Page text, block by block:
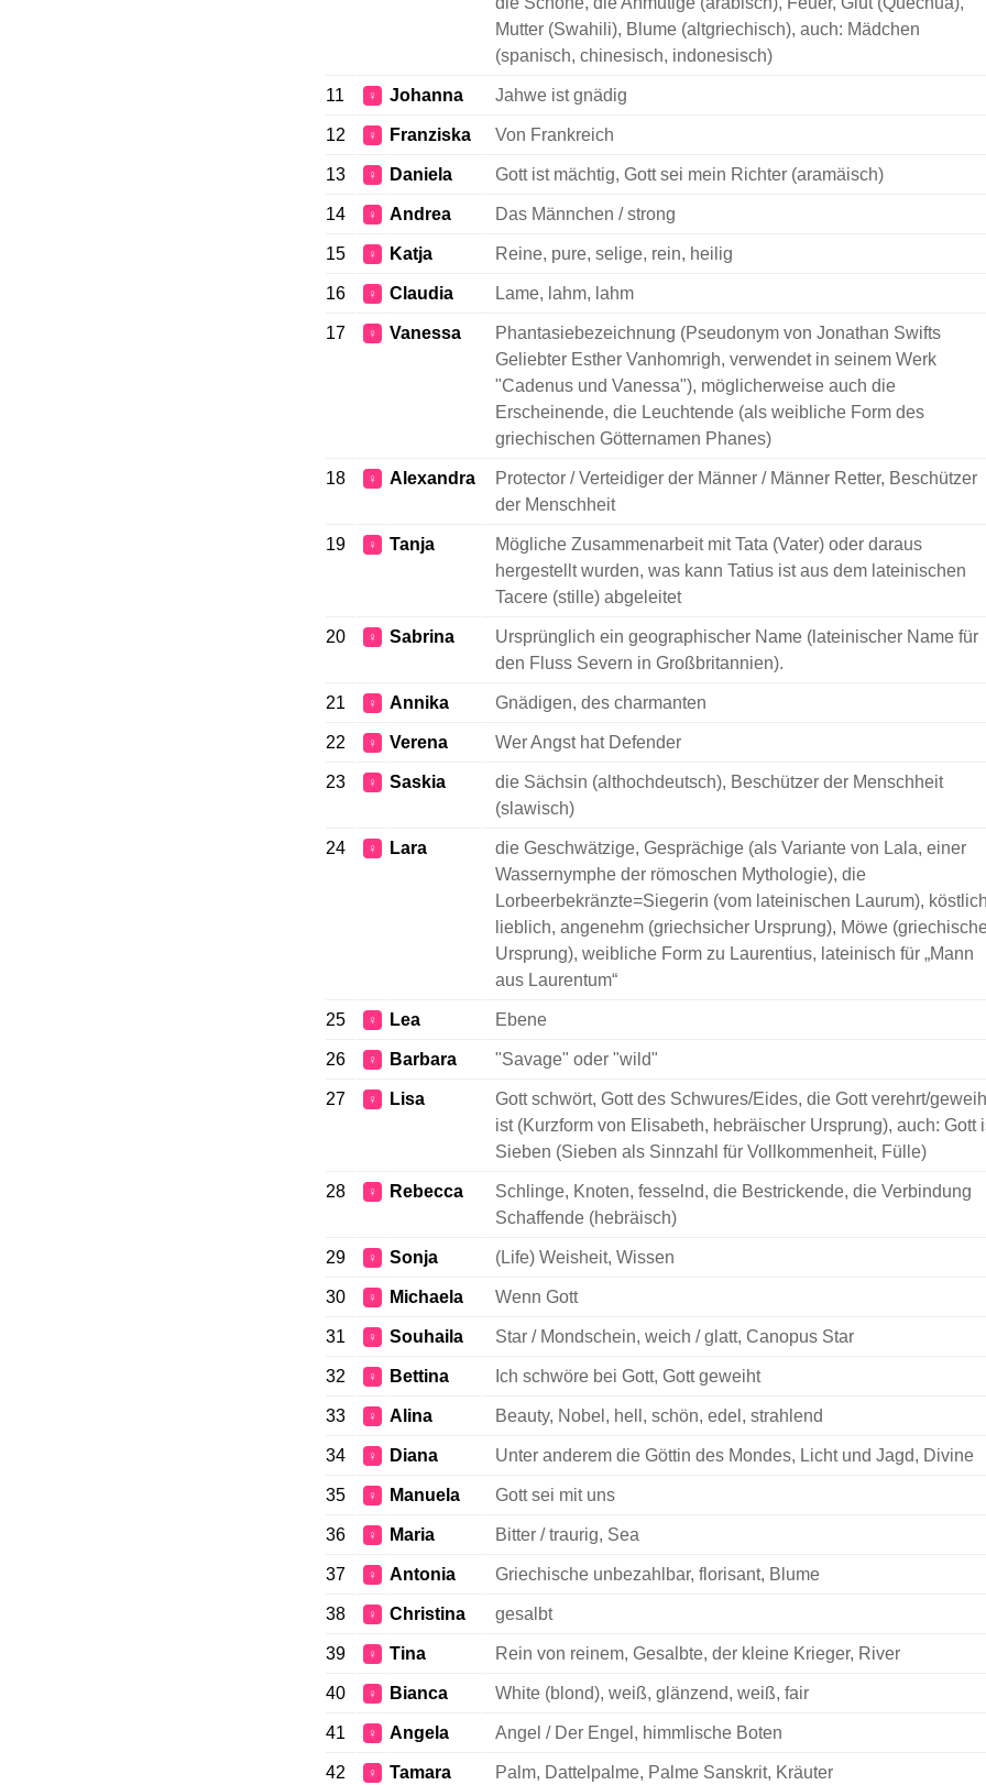
Mutter (Swahili), Blume (altgriechisch), auch: Mädchen
(spanisch, chinesisch, indonesisch)
11 ♀ Johanna Jahwe ist gnädig
12 ♀ Franziska Von Frankreich
13 ♀ Daniela Gott ist mächtig, Gott sei mein Richter (aramäisch)
14 ♀ Andrea Das Männchen / strong
15 ♀ Katja Reine, pure, selige, rein, heilig
16 ♀ Claudia Lame, lahm, lahm
17 ♀ Vanessa
Phantasiebezeichnung (Pseudonym von Jonathan Swifts
Geliebter Esther Vanhomrigh, verwendet in seinem Werk
"Cadenus und Vanessa"), möglicherweise auch die
Erscheinende, die Leuchtende (als weibliche Form des
griechischen Götternamen Phanes)
18 ♀ Alexandra
Protector / Verteidiger der Männer / Männer Retter, Beschützer
der Menschheit
19 ♀ Tanja
Mögliche Zusammenarbeit mit Tata (Vater) oder daraus
hergestellt wurden, was kann Tatius ist aus dem lateinischen
Tacere (stille) abgeleitet
20 ♀ Sabrina
Ursprünglich ein geographischer Name (lateinischer Name für
den Fluss Severn in Großbritannien).
21 ♀ Annika Gnädigen, des charmanten
22 ♀ Verena Wer Angst hat Defender
23 ♀ Saskia
die Sächsin (althochdeutsch), Beschützer der Menschheit
(slawisch)
24 ♀ Lara
die Geschwätzige, Gesprächige (als Variante von Lala, einer
Wassernymphe der römoschen Mythologie), die
Lorbeerbekränzte=Siegerin (vom lateinischen Laurum),
lieblich, angenehm (griechsicher Ursprung), Möwe
Ursprung), weibliche Form zu Laurentius, lateinisch für „Mann
aus Laurentum“
25 ♀ Lea Ebene
26 ♀ Barbara "Savage" oder "wild"
27 ♀ Lisa
Gott schwört, Gott des Schwures/Eides, die Gott verehrt/
ist (Kurzform von Elisabeth, hebräischer Ursprung), auch: Gott
Sieben (Sieben als Sinnzahl für Vollkommenheit, Fülle)
28 ♀ Rebecca
Schlinge, Knoten, fesselnd, die Bestrickende, die Verbindung
Schaffende (hebräisch)
29 ♀ Sonja (Life) Weisheit, Wissen
30 ♀ Michaela Wenn Gott
31 ♀ Souhaila Star / Mondschein, weich / glatt, Canopus Star
32 ♀ Bettina Ich schwöre bei Gott, Gott geweiht
33 ♀ Alina Beauty, Nobel, hell, schön, edel, strahlend
34 ♀ Diana Unter anderem die Göttin des Mondes, Licht und Jagd, Divine
35 ♀ Manuela Gott sei mit uns
36 ♀ Maria Bitter / traurig, Sea
37 ♀ Antonia Griechische unbezahlbar, florisant, Blume
38 ♀ Christina gesalbt
39 ♀ Tina Rein von reinem, Gesalbte, der kleine Krieger, River
40 ♀ Bianca White (blond), weiß, glänzend, weiß, fair
41 ♀ Angela Angel / Der Engel, himmlische Boten
42 ♀ Tamara Palm, Dattelpalme, Palme Sanskrit, Kräuter